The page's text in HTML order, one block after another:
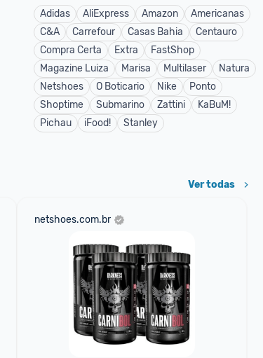
Adidas AliExpress Amazon
Americanas
C&A
Carrefour Casas Bahia
Centauro
Compra Certa
Extra
FastShop
Magazine Luiza
Marisa Multilaser
Natura
Netshoes
O Boticario Nike
Ponto
Shoptime
Submarino Zattini
KaBuM!
Pichau
iFood! Stanley
Ver todas
netshoes.com.br